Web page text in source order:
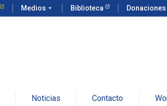
Medios arrow_drop_down Biblioteca Donaciones
Noticias Contacto